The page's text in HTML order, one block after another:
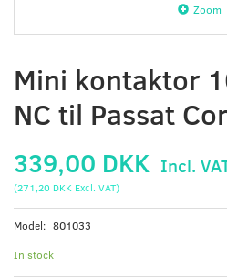
Zoom
Mini kontaktor
NC til Passat
339,00 DKK Incl.
(271,20 DKK Excl. VAT)
Model: 801033
In stock